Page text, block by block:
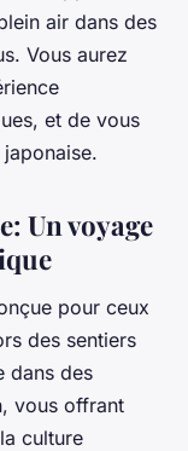
air dans des
Vous aurez
et de vous
Un voyage
pour ceux
des sentiers
dans des
vous offrant
culture